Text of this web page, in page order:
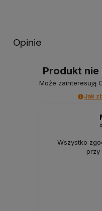
Opinie
Produkt
Może zainteresują
Jak
Wszystko
przy